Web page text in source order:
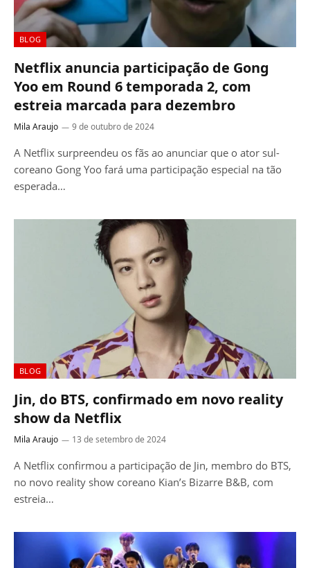
BLOG
Netflix anuncia participação de Gong
Yoo em Round 6 temporada 2, com
estreia marcada para dezembro
Mila Araujo 9 de outubro de 2024
A Netflix surpreendeu os fãs ao anunciar que o ator sul-
coreano Gong Yoo fará uma participação especial na tão
esperada…
BLOG
Jin, do BTS, confirmado em novo reality
show da Netflix
Mila Araujo 13 de setembro de 2024
A Netflix confirmou a participação de Jin, membro do BTS,
no novo reality show coreano Kian’s Bizarre B&B, com
estreia…